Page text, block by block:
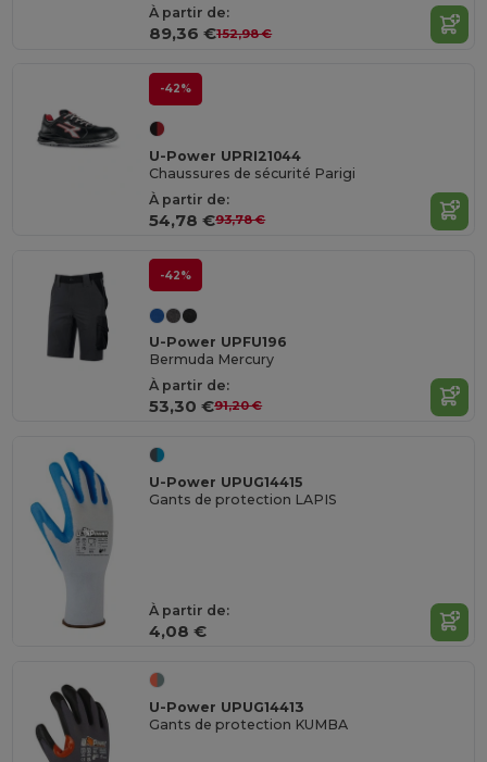
À partir de:
89,36 €152,98 €
-42%
U-Power UPRI21044
Chaussures de sécurité Parigi
À partir de:
54,78 €93,78 €
-42%
U-Power UPFU196
Bermuda Mercury
À partir de:
53,30 €91,20 €
U-Power UPUG14415
Gants de protection LAPIS
À partir de:
4,08 €
U-Power UPUG14413
Gants de protection KUMBA